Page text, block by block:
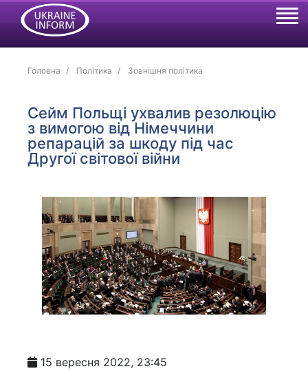
Головна Політика Зовнішня політика
Сейм Польщі ухвалив резолюцію
з вимогою від Німеччини
репарацій за шкоду під час
Другої світової війни
15 вересня 2022, 23:45